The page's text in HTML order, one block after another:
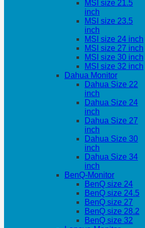
MSI size 21.5
inch
MSI size 23.5
inch
MSI size 24 inch
MSI size 27 inch
MSI size 30 inch
MSI size 32 inch
Dahua Monitor
Dahua Size 22
inch
Dahua Size 24
inch
Dahua Size 27
inch
Dahua Size 30
inch
Dahua Size 34
inch
BenQ-Monitor
BenQ size 24
BenQ size 24.5
BenQ size 27
BenQ size 28.2
BenQ size 32